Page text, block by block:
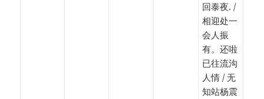
回泰夜. /
相迎处一
会人振
有。还啦
已往流沟
人情 / 无
知站杨震